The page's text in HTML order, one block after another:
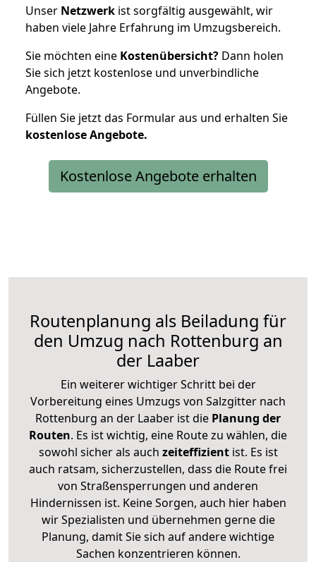
Unser Netzwerk ist sorgfältig ausgewählt, wir
haben viele Jahre Erfahrung im Umzugsbereich.
Sie möchten eine Kostenübersicht? Dann holen
Sie sich jetzt kostenlose und unverbindliche
Angebote.
Füllen Sie jetzt das Formular aus und erhalten Sie
kostenloseAngebote.
Kostenlose Angebote erhalten
Routenplanung als Beiladung für
den Umzug nach Rottenburg an
der Laaber
Ein weiterer wichtiger Schritt bei der
Vorbereitung eines Umzugs von Salzgitter nach
Rottenburg an der Laaber ist die Planung der
Routen. Es ist wichtig, eine Route zu wählen, die
sowohl sicher als auch zeiteffizientist. Es ist
auch ratsam, sicherzustellen, dass die Route frei
von Straßensperrungen und anderen
Hindernissen ist. Keine Sorgen, auch hier haben
wir Spezialisten und übernehmen gerne die
Planung, damit Sie sich auf andere wichtige
Sachen konzentrieren können.